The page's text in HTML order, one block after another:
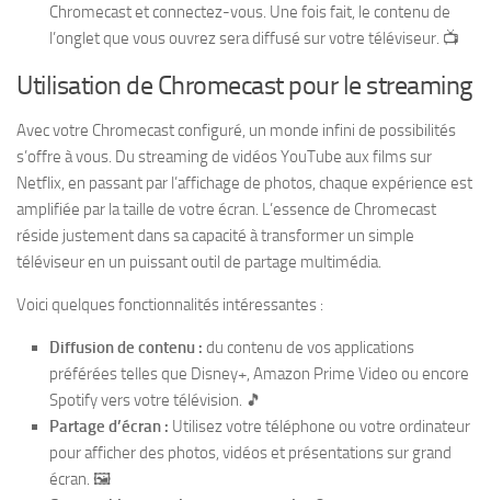
Chromecast et connectez-vous. Une fois fait, le contenu de
l’onglet que vous ouvrez sera diffusé sur votre téléviseur. 📺
Utilisation de Chromecast pour le streaming
Avec votre Chromecast configuré, un monde infini de possibilités
s’offre à vous. Du streaming de vidéos YouTube aux films sur
Netflix, en passant par l’affichage de photos, chaque expérience est
amplifiée par la taille de votre écran. L’essence de Chromecast
réside justement dans sa capacité à transformer un simple
téléviseur en un puissant outil de partage multimédia.
Voici quelques fonctionnalités intéressantes :
Diffusion de contenu : du contenu de vos applications
préférées telles que Disney+, Amazon Prime Video ou encore
Spotify vers votre télévision. 🎵
Partage d’écran : Utilisez votre téléphone ou votre ordinateur
pour afficher des photos, vidéos et présentations sur grand
écran. 🖼️